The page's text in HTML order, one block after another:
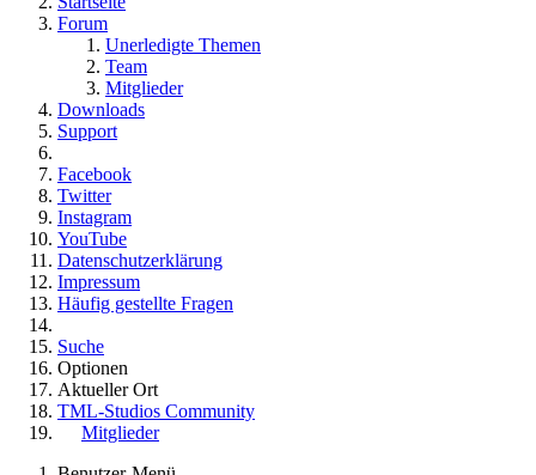
Forum
Unerledigte Themen
Team
Mitglieder
Downloads
Support
Facebook
Twitter
Instagram
YouTube
Datenschutzerklärung
Impressum
Häufig gestellte Fragen
Suche
Optionen
Aktueller Ort
TML-Studios Community
Mitglieder